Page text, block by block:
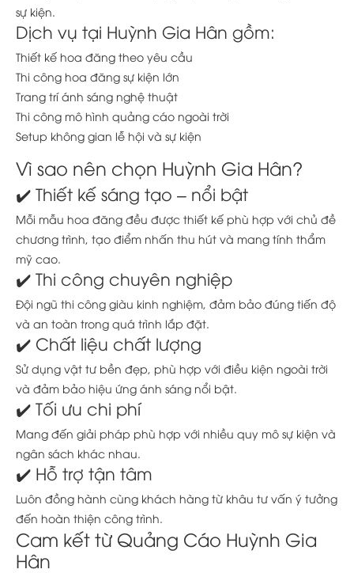
sự kiện.
Dịch vụ tại Huỳnh Gia Hân gồm:
Thiết kế hoa đăng theo yêu cầu
Thi công hoa đăng sự kiện lớn
Trang trí ánh sáng nghệ thuật
Thi công mô hình quảng cáo ngoài trời
Setup không gian lễ hội và sự kiện
Vì sao nên chọn Huỳnh Gia Hân?
✔️ Thiết kế sáng tạo – nổi bật
Mỗi mẫu hoa đăng đều được thiết kế phù hợp với chủ đề
chương trình, tạo điểm nhấn thu hút và mang tính thẩm
mỹ cao.
✔️ Thi công chuyên nghiệp
Đội ngũ thi công giàu kinh nghiệm, đảm bảo đúng tiến độ
và an toàn trong quá trình lắp đặt.
✔️ Chất liệu chất lượng
Sử dụng vật tư bền đẹp, phù hợp với điều kiện ngoài trời
và đảm bảo hiệu ứng ánh sáng nổi bật.
✔️ Tối ưu chi phí
Mang đến giải pháp phù hợp với nhiều quy mô sự kiện và
ngân sách khác nhau.
✔️ Hỗ trợ tận tâm
Luôn đồng hành cùng khách hàng từ khâu tư vấn ý tưởng
đến hoàn thiện công trình.
Cam kết từ Quảng Cáo Huỳnh Gia
Hân